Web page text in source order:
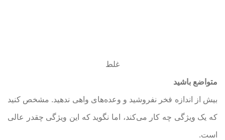
غلط
متواضع باشید
بیش از اندازه فخر نفروشید و وعده‌های واهی ندهید. مشخص کنید
که یک ویژگی‌ چه کار می‌کند، اما نگوید که این ویژگی‌ چقدر عالی‌
است.